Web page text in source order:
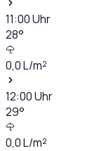
11:00Uhr
28°
0,0L/m²
12:00Uhr
29°
0,0L/m²